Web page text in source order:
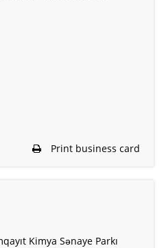
Print business card
Kimya Sənaye Parkı